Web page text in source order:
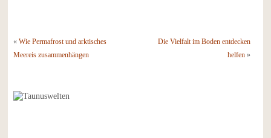
« Wie Permafrost und arktisches
Meereis zusammenhängen
Die Vielfalt im Boden entdecken
helfen»